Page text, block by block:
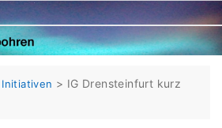
Initiativen > IG Drensteinfurt kurz